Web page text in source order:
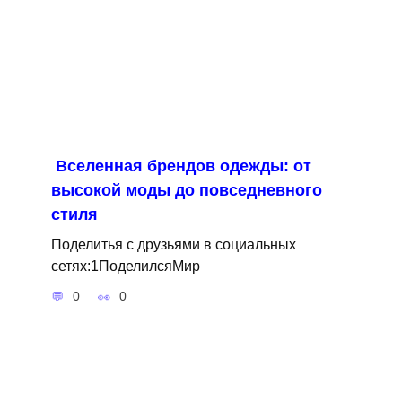
Вселенная брендов одежды: от
высокой моды до повседневного
стиля
Поделитья с друзьями в социальных
сетях:1ПоделилсяМир
0 0